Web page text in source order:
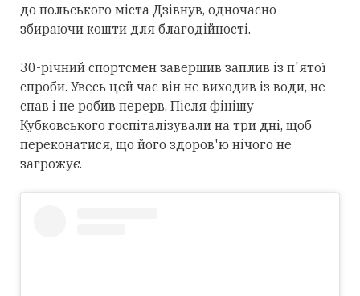
до польського міста Дзівнув, одночасно
збираючи кошти для благодійності.
30-річний спортсмен завершив заплив із п'ятої
спроби. Увесь цей час він не виходив із води, не
спав і не робив перерв. Після фінішу
Кубковського госпіталізували на три дні, щоб
переконатися, що його здоров'ю нічого не
загрожує.